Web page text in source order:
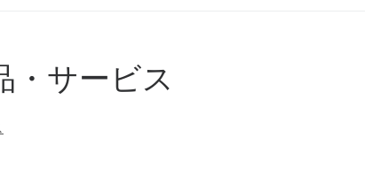
・サービス